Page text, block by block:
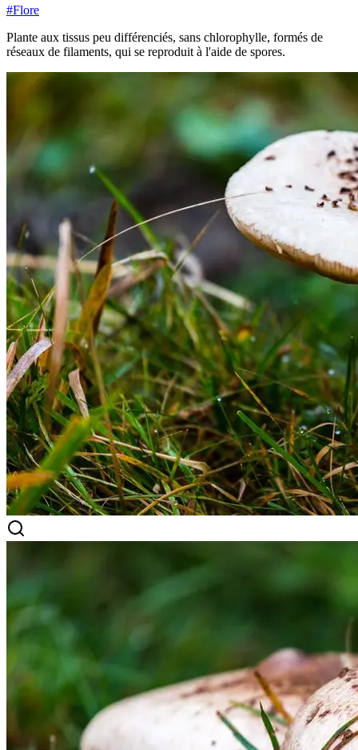
#Flore
Plante aux tissus peu différenciés, sans chlorophylle, formés de
réseaux de filaments, qui se reproduit à l'aide de spores.